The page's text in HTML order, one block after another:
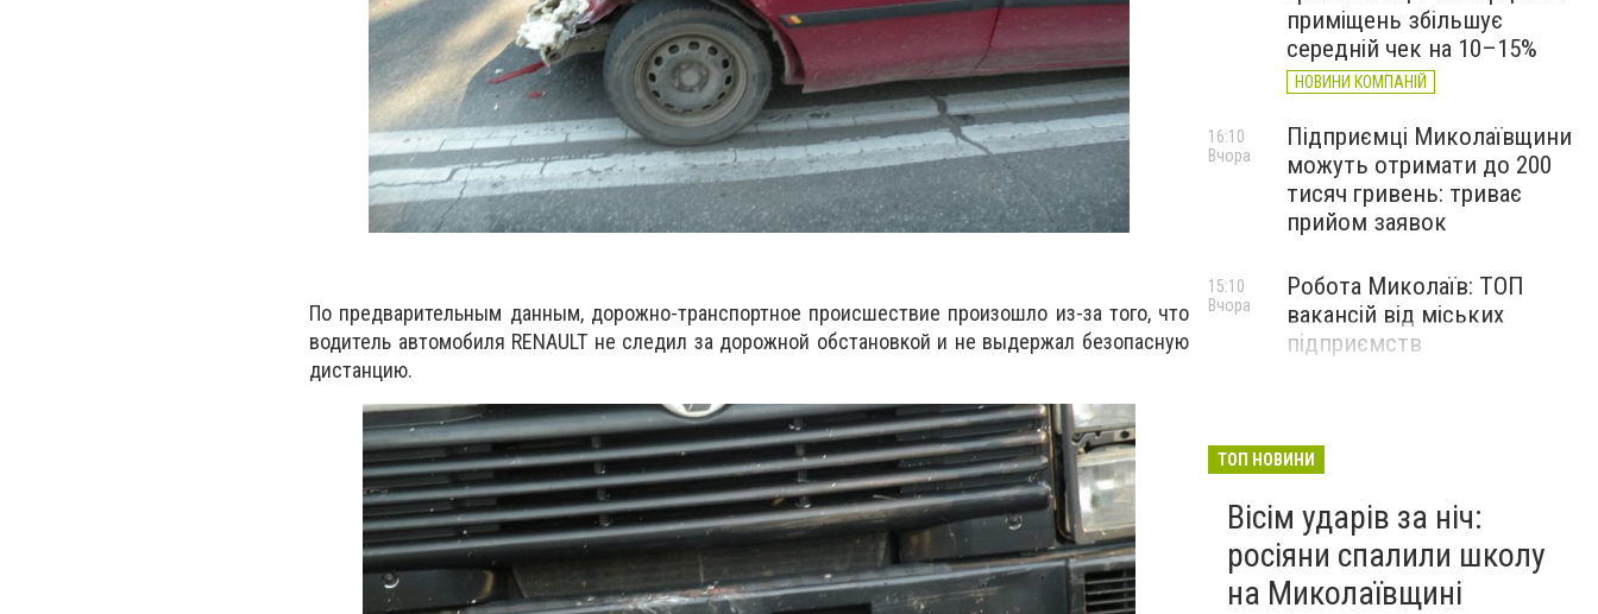
По предварительным данным, дорожно-транспортное происшествие произошло из-за того, что
водитель автомобиля RENAULT не следил за дорожной обстановкой и не выдержал безопасную
дистанцию.
приміщень збільшує
середній чек на 10–15%
НОВИНИ КОМПАНІЙ
Підприємці Миколаївщини
можуть отримати до 200
тисяч гривень: триває
прийом заявок
16:10
Вчора
Робота Миколаїв: ТОП
вакансій від міських
підприємств
15:10
Вчора
ТОП НОВИНИ
Вісім ударів за ніч:
росіяни спалили школу
на Миколаївщині